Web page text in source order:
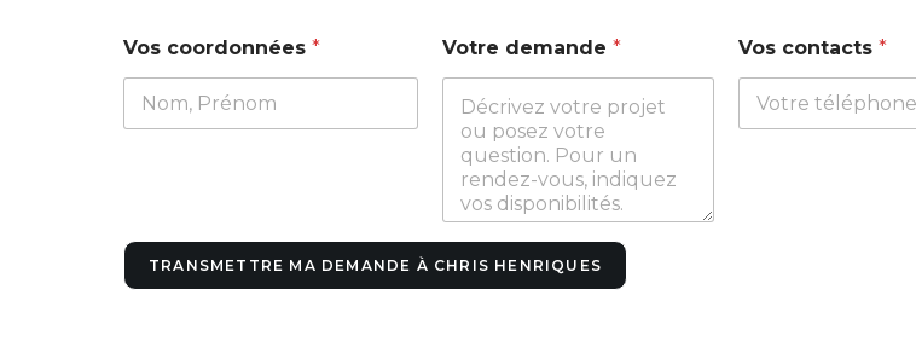
Vos coordonnées *
*
Votre demande* Vos contacts *
TRANSMETTRE MA DEMANDE À CHRIS HENRIQUES